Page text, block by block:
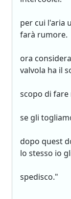
per cui l'aria
farà rumore.
ora
valvola ha il
scopo di
se gli
dopo quest
lo stesso io
spedisco."